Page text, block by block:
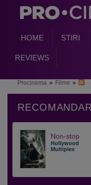
HOME STIRI
REVIEWS
Procinema » Filme »
Non-stop
Hollywood
Multiplex